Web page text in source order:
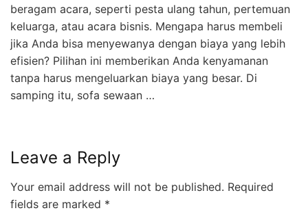
beragam acara, seperti pesta ulang tahun, pertemuan
keluarga, atau acara bisnis. Mengapa harus membeli
jika Anda bisa menyewanya dengan biaya yang lebih
efisien? Pilihan ini memberikan Anda kenyamanan
tanpa harus mengeluarkan biaya yang besar. Di
samping itu, sofa sewaan …
Leave a Reply
Your email address will not be published. Required
fields are marked *